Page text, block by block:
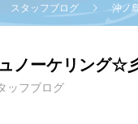
スタッフブログ 沖ノ
ノーケリング☆
ッフブログ